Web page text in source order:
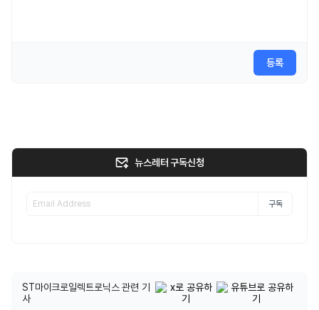
등록
뉴스레터 구독신청
구독
ST마이크로일렉트로닉스 관련 기
사